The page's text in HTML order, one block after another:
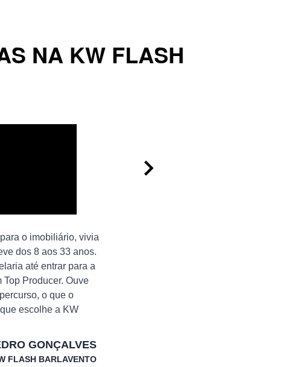
NA KW FLASH
o imobiliário, vivia
dos 8 aos 33 anos.
até entrar para a
Top Producer. Ouve
o que o
escolhe a KW
GONÇALVES
FLASH BARLAVENTO